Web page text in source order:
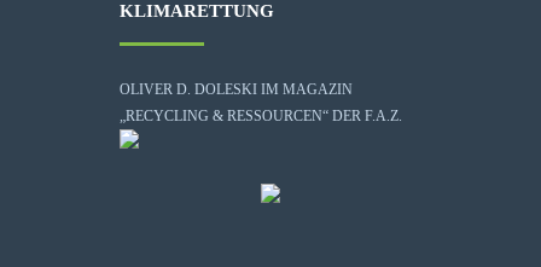
KLIMARETTUNG
OLIVER D. DOLESKI IM MAGAZIN
„RECYCLING & RESSOURCEN“ DER F.A.Z.